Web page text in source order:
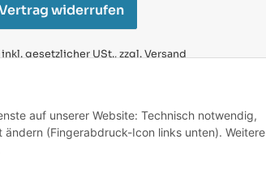
widerrufen
gesetzlicher USt., zzgl.Versand
dienen nur zur Verdeutlichung der
unserer Produkte mit den Produkten
auf unserer Website: Technisch notwendig,
ändern (Fingerabdruck-Icon links unten). Weitere